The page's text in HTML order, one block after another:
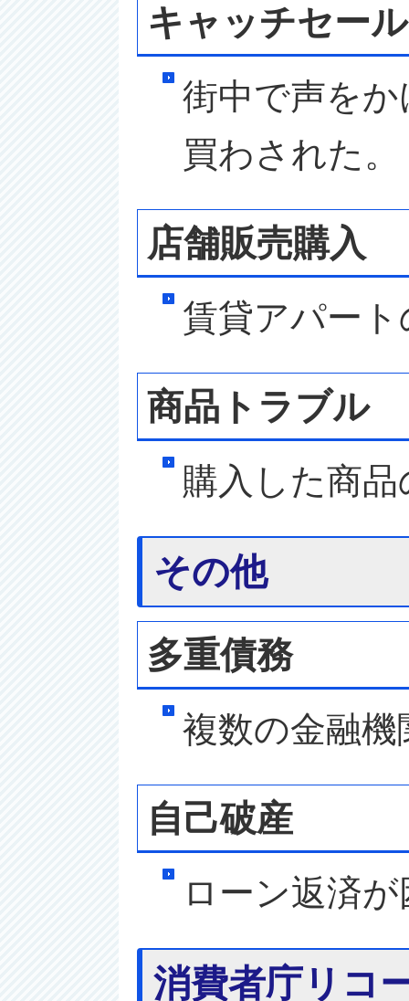
キャッチセー
街中で声を
買わされた。
店舗販売購入
賃貸アパー
商品トラブル
購入した商
その他
多重債務
複数の金融
自己破産
ローン返済
消費者庁リコ